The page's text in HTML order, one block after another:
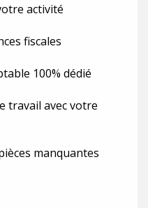
activité
fiscales
100% dédié
travail avec votre
manquantes